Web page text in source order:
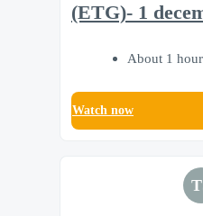
(ETG)- 1
About 1 hour
Watch now